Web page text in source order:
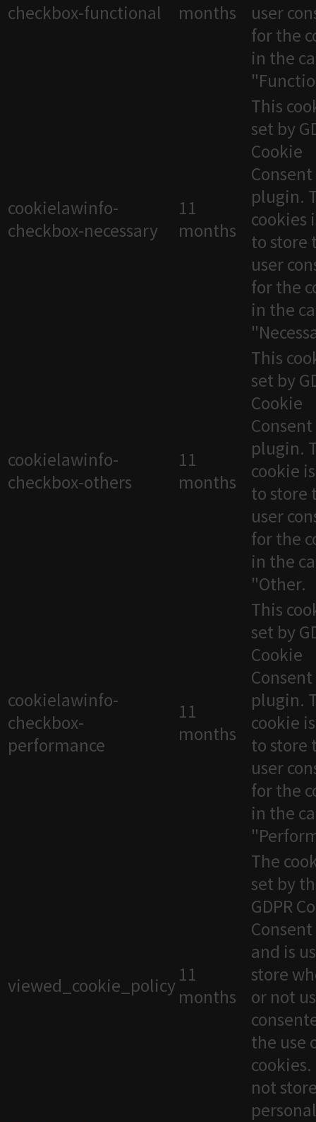
checkbox-functional
months
user
for the
in the
cookielawinfo-
checkbox-necessary
11
months
This
set by
Cookie
Consent
plugin.
cookies
to store
user
for the
in the
cookielawinfo-
checkbox-others
11
months
This
set by
Cookie
Consent
plugin.
cookie
to store
user
for the
in the
"Other.
cookielawinfo-
checkbox-
performance
11
months
This
set by
Cookie
Consent
plugin.
cookie
to store
user
for the
in the
viewed_cookie_policy 11
months
The
set by
GDPR
and is
store
or not
the use
not